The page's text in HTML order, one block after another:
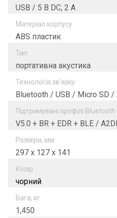
USB / 5 B DC, 2 A
Матеріал корпусу
ABS пластик
Тип
портативна акустика
Технологія зв'язку
Bluetooth / USB / Micro SD /
Підтримувані профілі Bluetooth
V5.0 + BR + EDR + BLE /
Розміри, мм
297 x 127 x 141
Колір
чорний
Вага, кг
1,450